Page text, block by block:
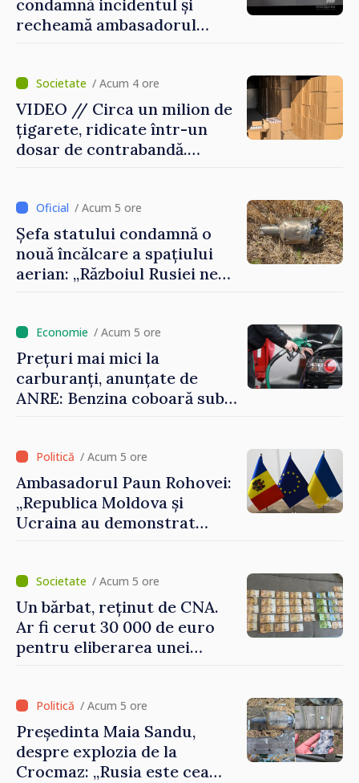
condamnă incidentul și
recheamă ambasadorul
/ Acum 4 ore
VIDEO // Circa un milion de
țigarete, ridicate într-un
dosar de contrabandă.
/ Acum 5 ore
Șefa statului condamnă o
nouă încălcare a spațiului
aerian: „Războiul Rusiei ne
/ Acum 5 ore
Prețuri mai mici la
carburanți, anunțate de
ANRE: Benzina coboară sub
/ Acum 5 ore
Ambasadorul Paun Rohovei:
„Republica Moldova și
Ucraina au demonstrat
europeană”/ Acum 5 ore
Un bărbat, reținut de CNA.
Ar fi cerut 30 000 de euro
pentru eliberarea unei
/ Acum 5 ore
Președinta Maia Sandu,
despre explozia de la
Crocmaz: „Rusia este cea